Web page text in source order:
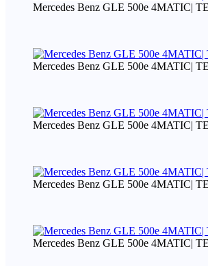
Mercedes Benz GLE 500e 4MATIC|
Mercedes Benz GLE 500e 4MATIC|
Mercedes Benz GLE 500e 4MATIC|
Mercedes Benz GLE 500e 4MATIC|
Mercedes Benz GLE 500e 4MATIC|